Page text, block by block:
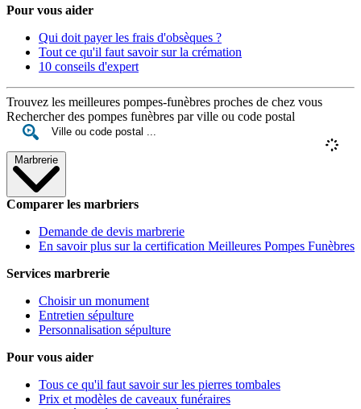
Pour vous aider
Qui doit payer les frais d'obsèques ?
Tout ce qu'il faut savoir sur la crémation
10 conseils d'expert
Trouvez les meilleures pompes-funèbres proches de chez vous
Rechercher des pompes funèbres par ville ou code postal
Marbrerie
Comparer les marbriers
Demande de devis marbrerie
En savoir plus sur la certification Meilleures Pompes Funèbres
Services marbrerie
Choisir un monument
Entretien sépulture
Personnalisation sépulture
Pour vous aider
Tous ce qu'il faut savoir sur les pierres tombales
Prix et modèles de caveaux funéraires